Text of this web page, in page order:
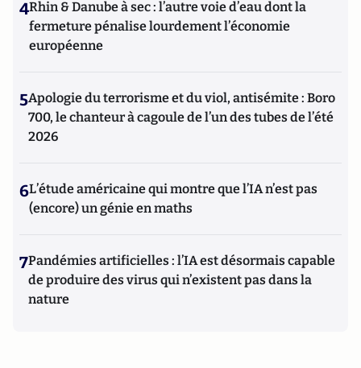
4Rhin & Danube à sec : l’autre voie d’eau dont la
fermeture pénalise lourdement l’économie
européenne
5Apologie du terrorisme et du viol, antisémite : Boro
700, le chanteur à cagoule de l’un des tubes de l’été
2026
6L’étude américaine qui montre que l’IA n’est pas
(encore) un génie en maths
7Pandémies artificielles : l’IA est désormais capable
de produire des virus qui n’existent pas dans la
nature